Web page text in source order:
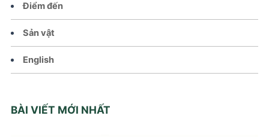
Điểm đến
Sản vật
English
BÀI VIẾT MỚI NHẤT